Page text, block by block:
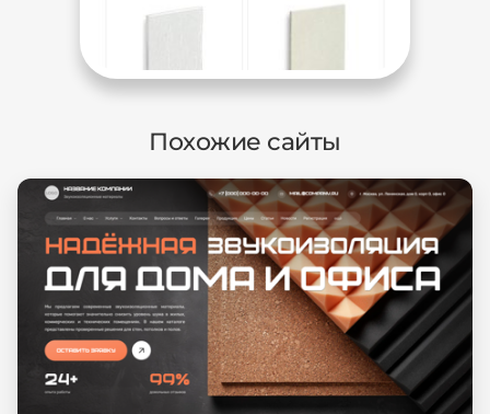
Похожие сайты